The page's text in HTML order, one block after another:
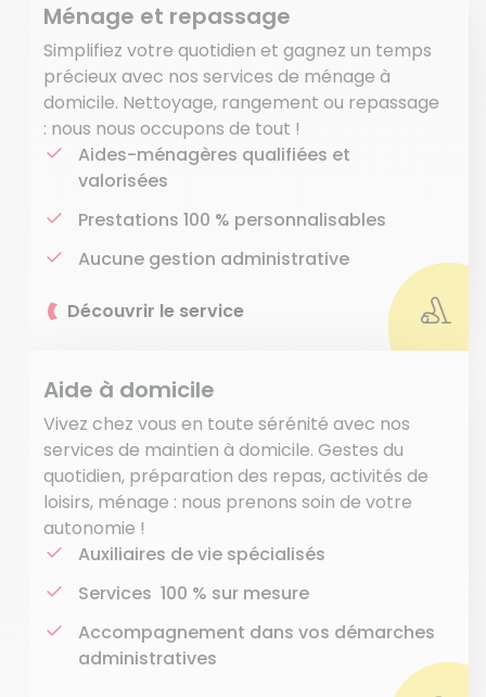
Ménage et repassage
Simplifiez votre quotidien et gagnez un temps
précieux avec nos services de ménage à
domicile. Nettoyage, rangement ou repassage
: nous nous occupons de tout !
Aides-ménagères qualifiées et
valorisées
Prestations 100 % personnalisables
Aucune gestion administrative
Découvrir le service
Aide à domicile
Vivez chez vous en toute sérénité avec nos
services de maintien à domicile. Gestes du
quotidien, préparation des repas, activités de
loisirs, ménage : nous prenons soin de votre
autonomie !
Auxiliaires de vie spécialisés
Services 100 % sur mesure
Accompagnement dans vos démarches
administratives